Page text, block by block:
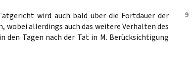
9
wird auch bald über die Fortdauer der
wobei allerdings auch das weitere Verhalten des
den Tagen nach der Tat in M. Berücksichtigung